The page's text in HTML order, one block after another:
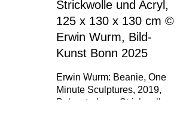
Erwin Wurm: Beanie, One
Minute Sculptures, 2019,
Polyesterharz, Strickwolle